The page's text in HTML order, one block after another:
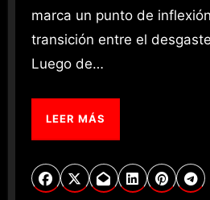
marca un punto de
transición entre el
Luego de…
LEER MÁS